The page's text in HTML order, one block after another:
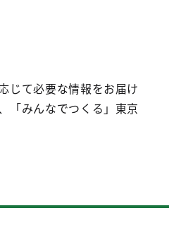
じて必要な情報をお届け
「みんなでつくる」東京